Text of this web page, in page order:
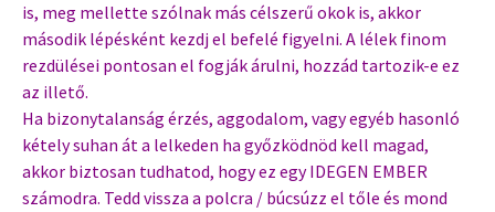
is, meg mellette szólnak más célszerű okok is, akkor
második lépésként kezdj el befelé figyelni. A lélek finom
rezdülései pontosan el fogják árulni, hozzád tartozik-e ez
az illető.
Ha bizonytalanság érzés, aggodalom, vagy egyéb hasonló
kétely suhan át a lelkeden ha győzködnöd kell magad,
akkor biztosan tudhatod, hogy ez egy IDEGEN EMBER
számodra. Tedd vissza a polcra / búcsúzz el tőle és mond